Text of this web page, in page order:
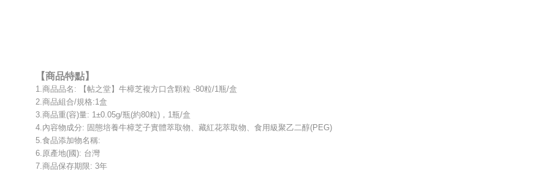
【商品特點】
1.商品品名: 【帖之堂】牛樟芝複方口含顆粒 -80粒/1瓶/盒
2.商品組合/規格:1盒
3.商品重(容)量: 1±0.05g/瓶(約80粒)，1瓶/盒
4.內容物成分: 固態培養牛樟芝子實體萃取物、藏紅花萃取物、食用級聚乙二醇(PEG)
5.食品添加物名稱:
6.原產地(國): 台灣
7.商品保存期限: 3年